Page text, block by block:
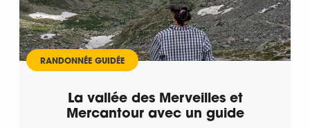
RANDONNÉE GUIDÉE
La vallée des Merveilles et
Mercantour avec un guide